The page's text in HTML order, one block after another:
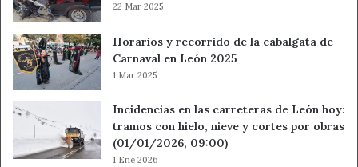
22 Mar 2025
Horarios y recorrido de la cabalgata de
Carnaval en León 2025
1 Mar 2025
Incidencias en las carreteras de León hoy:
tramos con hielo, nieve y cortes por obras
(01/01/2026, 09:00)
1 Ene 2026